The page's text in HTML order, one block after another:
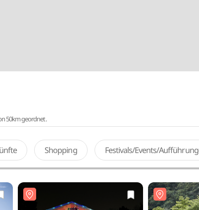
50km geordnet.
Shopping Festivals/Events/